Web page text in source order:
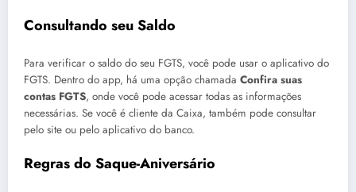
Consultando seu Saldo
Para verificar o saldo do seu FGTS, você pode usar o aplicativo do
FGTS. Dentro do app, há uma opção chamada Confira suas
contas FGTS, onde você pode acessar todas as informações
necessárias. Se você é cliente da Caixa, também pode consultar
pelo site ou pelo aplicativo do banco.
Regras do Saque-Aniversário